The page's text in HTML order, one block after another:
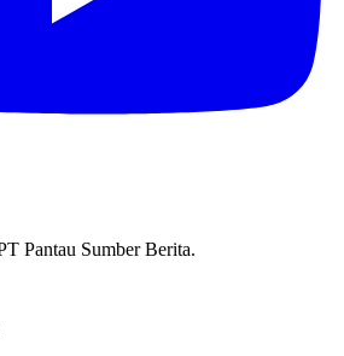
Pantau Sumber Berita.